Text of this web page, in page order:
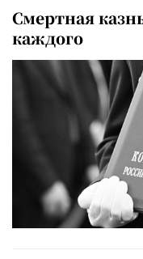
Смертная
каждого